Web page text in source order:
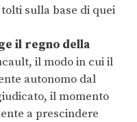
sulla base di quei
il regno della
il modo in cui il
autonomo dal
il momento
a prescindere